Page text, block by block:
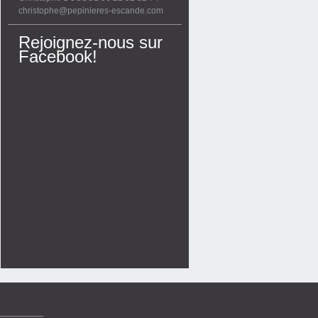
christophe@pepinieres-escande.com
Rejoignez-nous sur
Facebook!